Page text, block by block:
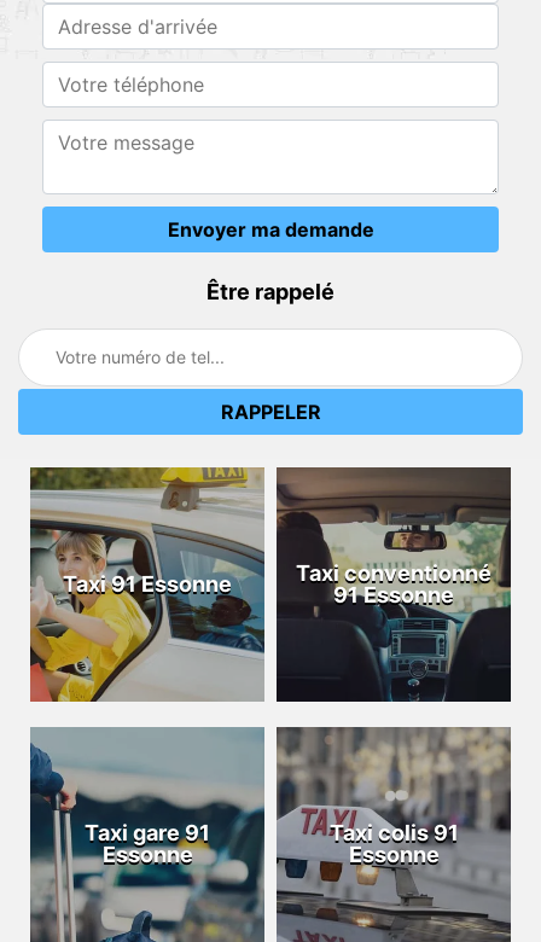
Être rappelé
Taxi 91 Essonne
Taxi conventionné
91 Essonne
Taxi gare 91
Essonne
Taxi colis 91
Essonne